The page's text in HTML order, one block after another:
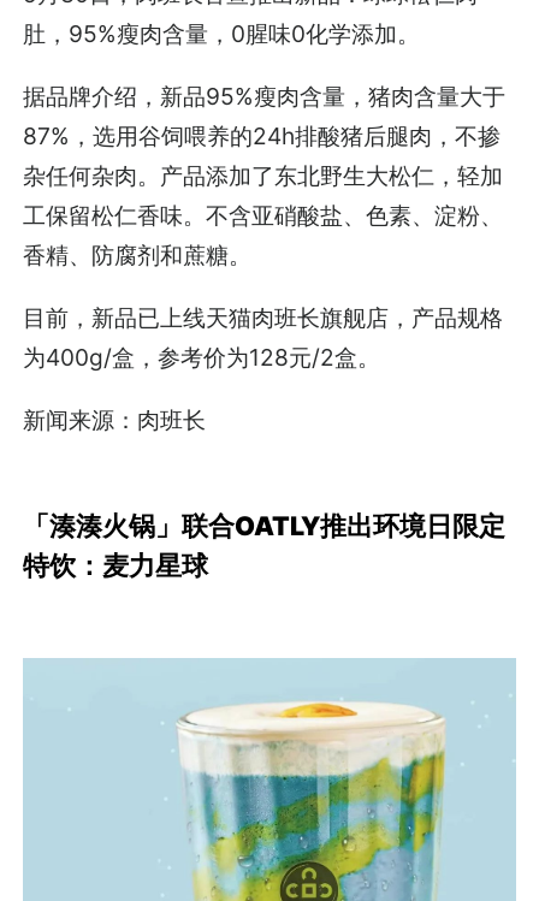
肚，95%瘦肉含量，0腥味0化学添加。
据品牌介绍，新品95%瘦肉含量，猪肉含量大于
87%，选用谷饲喂养的24h排酸猪后腿肉，不掺
杂任何杂肉。产品添加了东北野生大松仁，轻加
工保留松仁香味。不含亚硝酸盐、色素、淀粉、
香精、防腐剂和蔗糖。
目前，新品已上线天猫肉班长旗舰店，产品规格
为400g/盒，参考价为128元/2盒。
新闻来源：肉班长
「湊湊火锅」联合OATLY推出环境日限定
特饮：麦力星球